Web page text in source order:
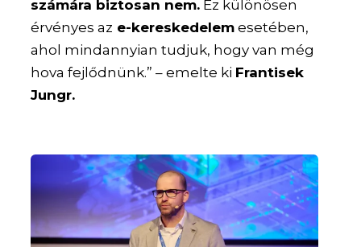
számára biztosan nem. Ez különösen
érvényes az e-kereskedelem esetében,
ahol mindannyian tudjuk, hogy van még
hova fejlődnünk.” – emelte ki Frantisek
Jungr.